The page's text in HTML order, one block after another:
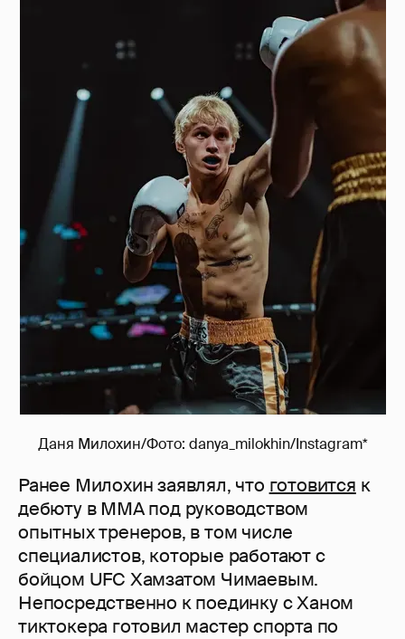
Даня Милохин/Фото: danya_milokhin/Instagram*
Ранее Милохин заявлял, что готовится к
дебюту в ММА под руководством
опытных тренеров, в том числе
специалистов, которые работают с
бойцом UFC Хамзатом Чимаевым.
Непосредственно к поединку с Ханом
тиктокера готовил мастер спорта по